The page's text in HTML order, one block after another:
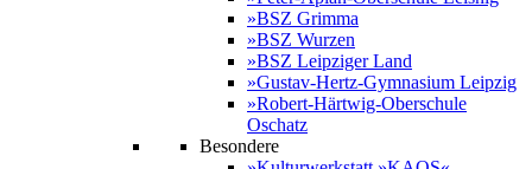
»BSZ Grimma
»BSZ Wurzen
»BSZ Leipziger Land
»Gustav-Hertz-Gymnasium Leipzig
»Robert-Härtwig-Oberschule
Oschatz
Besondere